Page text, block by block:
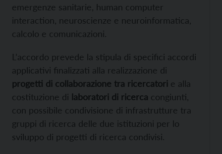
emergenze sanitarie, human computer
interaction, neuroscienze e neuroinformatica,
calcolo e comunicazioni.
L’accordo prevede la stipula di specifici accordi
applicativi finalizzati alla realizzazione di
progetti di collaborazione tra ricercatori e alla
costituzione di laboratori di ricerca congiunti,
con possibile condivisione di infrastrutture tra
gruppi di ricerca delle due istituzioni per lo
sviluppo di progetti di ricerca condivisi.